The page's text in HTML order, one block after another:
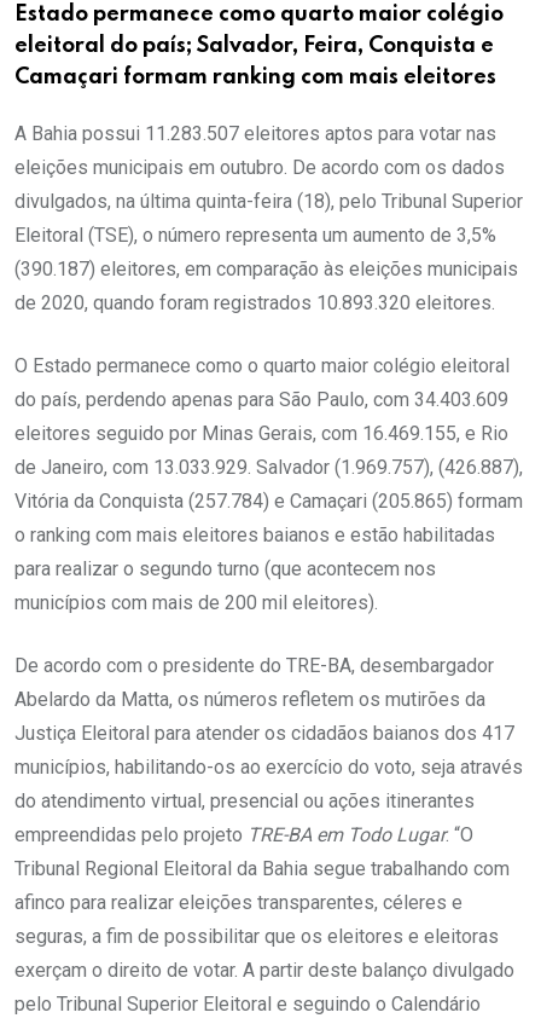
Estado permanece como quarto maior colégio
eleitoral do país; Salvador, Feira, Conquista e
Camaçari formam ranking com mais eleitores
A Bahia possui 11.283.507 eleitores aptos para votar nas
eleições municipais em outubro. De acordo com os dados
divulgados, na última quinta-feira (18), pelo Tribunal Superior
Eleitoral (TSE), o número representa um aumento de 3,5%
(390.187) eleitores, em comparação às eleições municipais
de 2020, quando foram registrados 10.893.320 eleitores.
O Estado permanece como o quarto maior colégio eleitoral
do país, perdendo apenas para São Paulo, com 34.403.609
eleitores seguido por Minas Gerais, com 16.469.155, e Rio
de Janeiro, com 13.033.929. Salvador (1.969.757), (426.887),
Vitória da Conquista (257.784) e Camaçari (205.865) formam
o ranking com mais eleitores baianos e estão habilitadas
para realizar o segundo turno (que acontecem nos
municípios com mais de 200 mil eleitores).
De acordo com o presidente do TRE-BA, desembargador
Abelardo da Matta, os números refletem os mutirões da
Justiça Eleitoral para atender os cidadãos baianos dos 417
municípios, habilitando-os ao exercício do voto, seja através
do atendimento virtual, presencial ou ações itinerantes
empreendidas pelo projeto TRE-BA em Todo Lugar. “O
Tribunal Regional Eleitoral da Bahia segue trabalhando com
afinco para realizar eleições transparentes, céleres e
seguras, a fim de possibilitar que os eleitores e eleitoras
exerçam o direito de votar. A partir deste balanço divulgado
pelo Tribunal Superior Eleitoral e seguindo o Calendário